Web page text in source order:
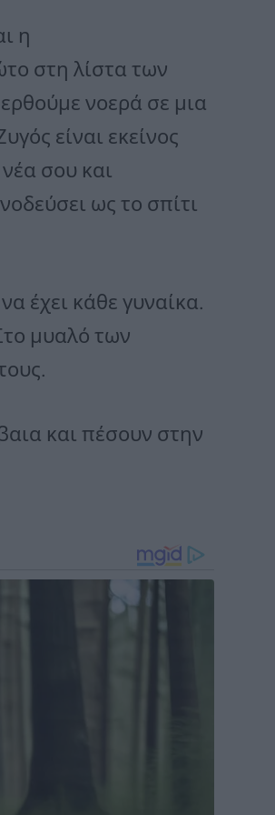
η
στη λίστα των
νοερά σε μια
είναι εκείνος
σου και
ως το σπίτι
έχει κάθε γυναίκα.
μυαλό των
και πέσουν στην